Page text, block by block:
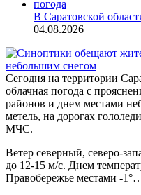
В Саратовской
04.08.2026
Сегодня на территории
облачная погода с
районов и днем местами
метель, на дорогах
МЧС.
Ветер северный, северо-
до 12-15 м/с. Днем
Правобережье местами -